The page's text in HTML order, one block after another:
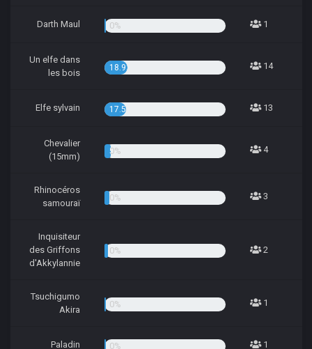
Darth Maul 1.35% 1
Un elfe dans
les bois
18.92% 14
Elfe sylvain 17.57% 13
Chevalier
(15mm)
5.41% 4
Rhinocéros
samouraï
4.05% 3
Inquisiteur
des Griffons
d'Akkylannie
2.70% 2
Tsuchigumo
Akira
1.35% 1
Paladin 1.35% 1